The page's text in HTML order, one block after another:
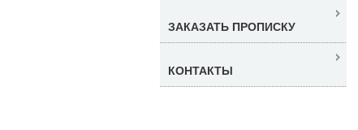
ЗАКАЗАТЬ ПРОПИСКУ
КОНТАКТЫ